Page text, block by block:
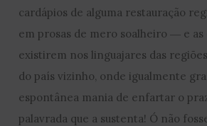
cardápios de alguma restauração
em prosas de mero soalheiro ― e as
existirem nos linguajares das
do país vizinho, onde igualmente
espontânea mania de enfartar o
palavrada que a sustenta! Ó não